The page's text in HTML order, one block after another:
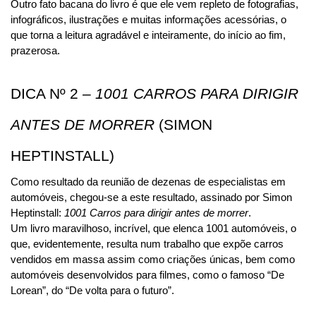
Outro fato bacana do livro é que ele vem repleto de fotografias,
infográficos, ilustrações e muitas informações acessórias, o
que torna a leitura agradável e inteiramente, do início ao fim,
prazerosa.
DICA Nº 2 – 1001 CARROS PARA DIRIGIR
ANTES DE MORRER (SIMON
HEPTINSTALL)
Como resultado da reunião de dezenas de especialistas em
automóveis, chegou-se a este resultado, assinado por Simon
Heptinstall: 1001 Carros para dirigir antes de morrer.
Um livro maravilhoso, incrível, que elenca 1001 automóveis, o
que, evidentemente, resulta num trabalho que expõe carros
vendidos em massa assim como criações únicas, bem como
automóveis desenvolvidos para filmes, como o famoso “De
Lorean”, do “De volta para o futuro”.